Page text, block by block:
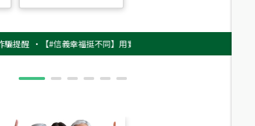
‧【#信義幸福挺不同】用實力，讓升職免抽號碼牌！最新雇主品牌